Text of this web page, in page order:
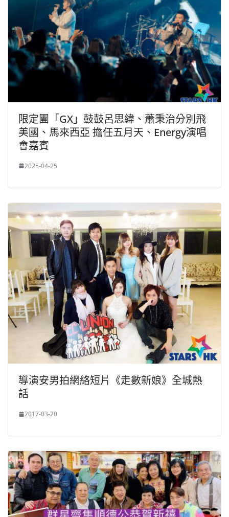
限定團「GX」鼓鼓呂思緯、蕭秉治分別飛
美國、馬來西亞 擔任五月天、Energy演唱
會嘉賓
2025-04-25
導演安男拍網絡短片《走數新娘》全城熱
話
2017-03-20